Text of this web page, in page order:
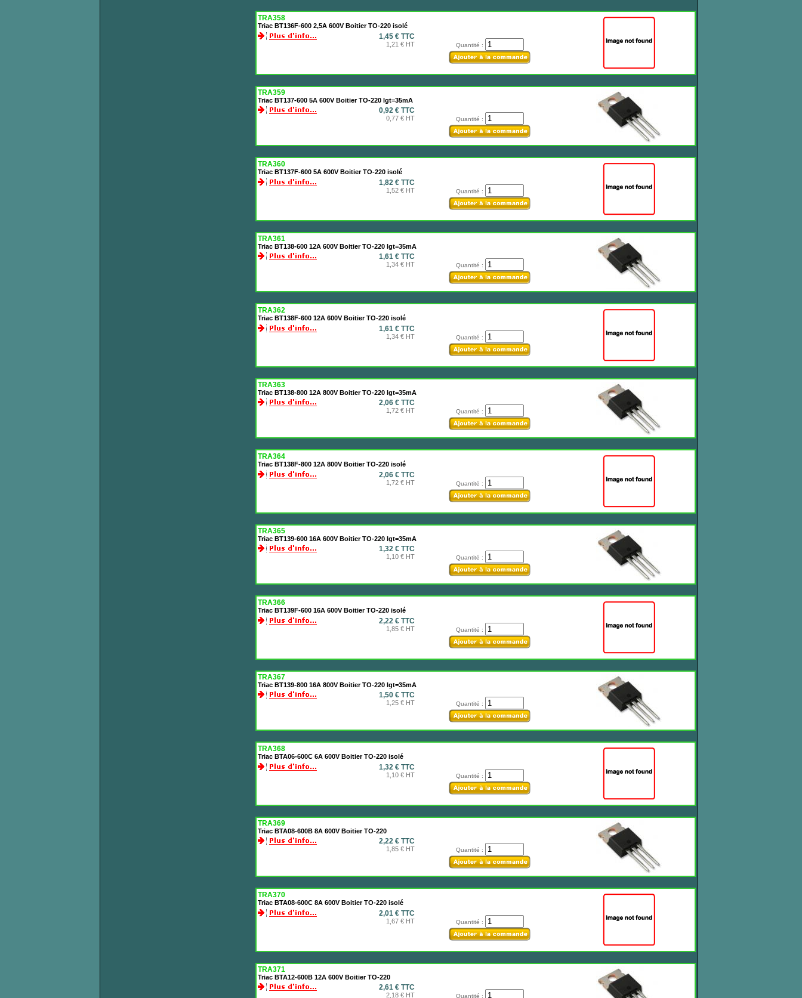
TRA358
Triac BT136F-600 2,5A 600V Boitier TO-220 isolé
1,45 € TTC
1,21 € HT Quantité :
TRA359
Triac BT137-600 5A 600V Boitier TO-220 lgt=35mA
0,92 € TTC
0,77 € HT Quantité :
TRA360
Triac BT137F-600 5A 600V Boitier TO-220 isolé
1,82 € TTC
1,52 € HT Quantité :
TRA361
Triac BT138-600 12A 600V Boitier TO-220 lgt=35mA
1,61 € TTC
1,34 € HT Quantité :
TRA362
Triac BT138F-600 12A 600V Boitier TO-220 isolé
1,61 € TTC
1,34 € HT Quantité :
TRA363
Triac BT138-800 12A 800V Boitier TO-220 lgt=35mA
2,06 € TTC
1,72 € HT Quantité :
TRA364
Triac BT138F-800 12A 800V Boitier TO-220 isolé
2,06 € TTC
1,72 € HT Quantité :
TRA365
Triac BT139-600 16A 600V Boitier TO-220 lgt=35mA
1,32 € TTC
1,10 € HT Quantité :
TRA366
Triac BT139F-600 16A 600V Boitier TO-220 isolé
2,22 € TTC
1,85 € HT Quantité :
TRA367
Triac BT139-800 16A 800V Boitier TO-220 lgt=35mA
1,50 € TTC
1,25 € HT Quantité :
TRA368
Triac BTA06-600C 6A 600V Boitier TO-220 isolé
1,32 € TTC
1,10 € HT Quantité :
TRA369
Triac BTA08-600B 8A 600V Boitier TO-220
2,22 € TTC
1,85 € HT Quantité :
TRA370
Triac BTA08-600C 8A 600V Boitier TO-220 isolé
2,01 € TTC
1,67 € HT Quantité :
TRA371
Triac BTA12-600B 12A 600V Boitier TO-220
2,61 € TTC
2,18 € HT Quantité :